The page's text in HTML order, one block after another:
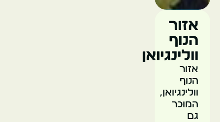
אזור
הנוף
וולינגיואן
אזור
הנוף
וולינגיואן,
המוכר
גם